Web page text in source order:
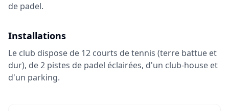
de padel.
Installations
Le club dispose de 12 courts de tennis (terre battue et
dur), de 2 pistes de padel éclairées, d'un club-house et
d'un parking.